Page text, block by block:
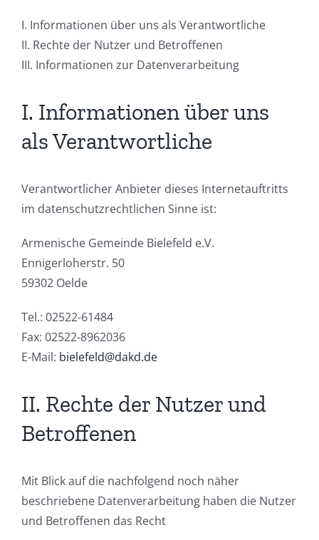
I. Informationen über uns als Verantwortliche
II. Rechte der Nutzer und Betroffenen
III. Informationen zur Datenverarbeitung
I. Informationen über uns
als Verantwortliche
Verantwortlicher Anbieter dieses Internetauftritts
im datenschutzrechtlichen Sinne ist:
Armenische Gemeinde Bielefeld e.V.
Ennigerloherstr. 50
59302 Oelde
Tel.: 02522-61484
Fax: 02522-8962036
E-Mail: bielefeld@dakd.de
II. Rechte der Nutzer und
Betroffenen
Mit Blick auf die nachfolgend noch näher
beschriebene Datenverarbeitung haben die Nutzer
und Betroffenen das Recht